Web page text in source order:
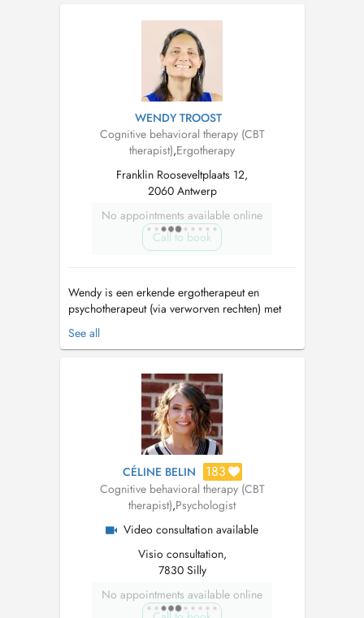
WENDY TROOST
Cognitive behavioral therapy (CBT
therapist),Ergotherapy
Franklin Rooseveltplaats 12,
2060 Antwerp
No appointments available online
Call to book
Wendy is een erkende ergotherapeut en
psychotherapeut (via verworven rechten) met
meer dan 20 jaar ervaring in het begeleiden
van kinderen, jongeren, gezinnen en
Centrum voor Ambulante Revalidatie CAR 't
Vlot in Beveren, waar ze uitgebreide expertise
See all
CÉLINE BELIN 183
Cognitive behavioral therapy (CBT
therapist),Psychologist
Video consultation available
Visio consultation,
7830 Silly
No appointments available online